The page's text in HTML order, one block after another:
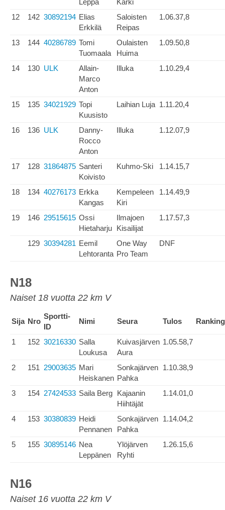
Leppä
Kärki
12
142 30892194 Elias
Erkkilä
Saloisten
Reipas
1.06.37,8
13 144 40286789 Tomi
Tuomaala
Oulaisten
Huima
1.09.50,8
14 130 ULK
Allain-
Marco
Anton
Illuka 1.10.29,4
15 135 34021929 Topi
Kuusisto
Laihian Luja 1.11.20,4
16 136 ULK
Danny-
Rocco
Anton
Illuka 1.12.07,9
17 128 31864875 Santeri
Koivisto
Kuhmo-Ski 1.14.15,7
18 134 40276173 Erkka
Kangas
Kempeleen
Kiri
1.14.49,9
19 146 29515615 Ossi
Hietaharju
Ilmajoen
Kisailijat
1.17.57,3
129 30394281 Eemil
Lehtoranta
One Way
Pro Team
DNF
N18
Naiset 18 vuotta 22 km V
Sija Nro
Sportti-
ID
Nimi Seura Tulos Ranking
1 152 30216330 Salla
Loukusa
Kuivasjärven
Aura
1.05.58,7
2 151 29003635 Mari
Heiskanen
Sonkajärven
Pahka
1.10.38,9
3 154 27424533 Saila Berg Kajaanin
Hiihtäjät
1.14.01,0
4 153 30380839 Heidi
Pennanen
Sonkajärven
Pahka
1.14.04,2
5 155 30895146 Nea
Leppänen
Ylöjärven
Ryhti
1.26.15,6
N16
Naiset 16 vuotta 22 km V